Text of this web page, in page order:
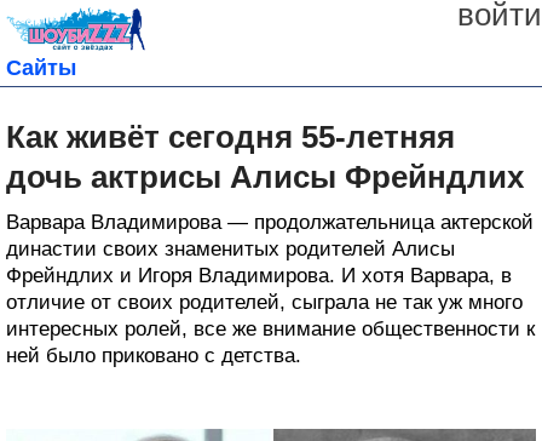
войти
Сайты
Как живёт сегодня 55-летняя
дочь актрисы Алисы Фрейндлих
Варвара Владимирова — продолжательница актерской
династии своих знаменитых родителей Алисы
Фрейндлих и Игоря Владимирова. И хотя Варвара, в
отличие от своих родителей, сыграла не так уж много
интересных ролей, все же внимание общественности к
ней было приковано с детства.